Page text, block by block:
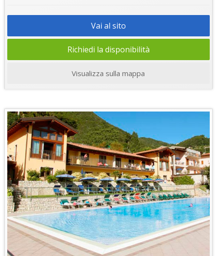
Vai al sito
Richiedi la disponibilità
Visualizza sulla mappa